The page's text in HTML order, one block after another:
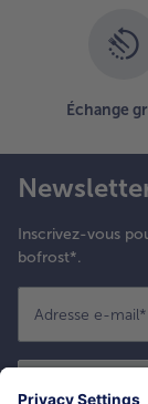
Échange
Inscrivez-vous
bofrost*.
Adresse e-mail*